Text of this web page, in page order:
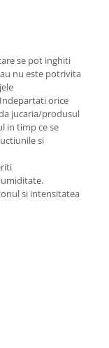
se pot inghiti
nu este potrivita
orice
jucaria/produsul
in timp ce se
si
si intensitatea